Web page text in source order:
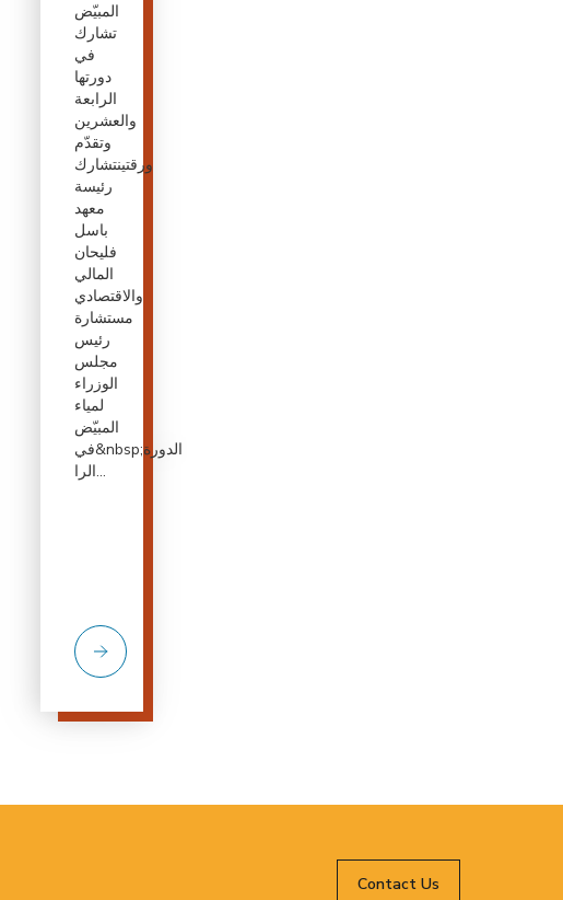
المبيّض
تشارك
في
دورتها
الرابعة
والعشرين
وتقدّم
ورقتينتشارك
رئيسة
معهد
باسل
فليحان
المالي
والاقتصادي
مستشارة
رئيس
مجلس
الوزراء
لمياء
المبيّض
في&nbsp;الدورة
الرا...
Contact Us